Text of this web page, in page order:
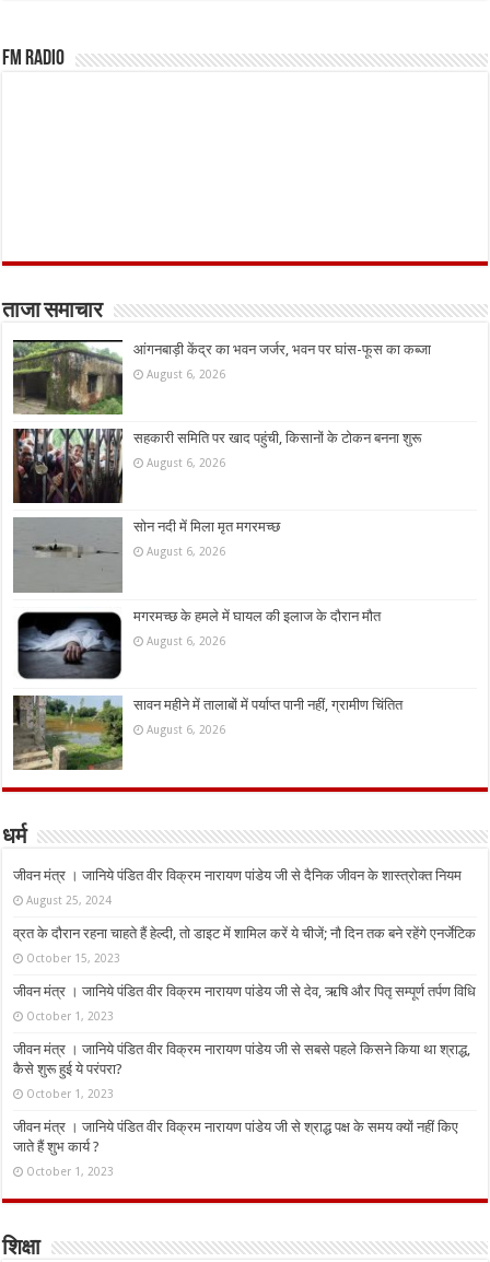
FM Radio
ताजा समाचार
आंगनबाड़ी केंद्र का भवन जर्जर, भवन पर घांस-फूस का कब्जा
August 6, 2026
सहकारी समिति पर खाद पहुंची, किसानों के टोकन बनना शुरू
August 6, 2026
सोन नदी में मिला मृत मगरमच्छ
August 6, 2026
मगरमच्छ के हमले में घायल की इलाज के दौरान मौत
August 6, 2026
सावन महीने में तालाबों में पर्याप्त पानी नहीं, ग्रामीण चिंतित
August 6, 2026
धर्म
जीवन मंत्र । जानिये पंडित वीर विक्रम नारायण पांडेय जी से दैनिक जीवन के शास्त्रोक्त नियम
August 25, 2024
व्रत के दौरान रहना चाहते हैं हेल्दी, तो डाइट में शामिल करें ये चीजें; नौ दिन तक बने रहेंगे एनर्जेटिक
October 15, 2023
जीवन मंत्र । जानिये पंडित वीर विक्रम नारायण पांडेय जी से देव, ऋषि और पितृ सम्पूर्ण तर्पण विधि
October 1, 2023
जीवन मंत्र । जानिये पंडित वीर विक्रम नारायण पांडेय जी से सबसे पहले किसने किया था श्राद्ध,
कैसे शुरू हुई ये परंपरा?
October 1, 2023
जीवन मंत्र । जानिये पंडित वीर विक्रम नारायण पांडेय जी से श्राद्ध पक्ष के समय क्यों नहीं किए
जाते हैं शुभ कार्य ?
October 1, 2023
शिक्षा